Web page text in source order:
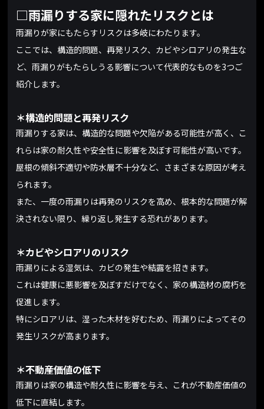
□雨漏りする家に隠れたリスクとは
雨漏りが家にもたらすリスクは多岐にわたります。
ここでは、構造的問題、再発リスク、カビやシロアリの発生な
ど、雨漏りがもたらしうる影響について代表的なものを3つご
紹介します。
＊構造的問題と再発リスク
雨漏りする家は、構造的な問題や欠陥がある可能性が高く、こ
れらは家の耐久性や安全性に影響を及ぼす可能性が高いです。
屋根の傾斜不適切や防水層不十分など、さまざまな原因が考え
られます。
また、一度の雨漏りは再発のリスクを高め、根本的な問題が解
決されない限り、繰り返し発生する恐れがあります。
＊カビやシロアリのリスク
雨漏りによる湿気は、カビの発生や結露を招きます。
これは健康に悪影響を及ぼすだけでなく、家の構造材の腐朽を
促進します。
特にシロアリは、湿った木材を好むため、雨漏りによってその
発生リスクが高まります。
＊不動産価値の低下
雨漏りは家の構造や耐久性に影響を与え、これが不動産価値の
低下に直結します。